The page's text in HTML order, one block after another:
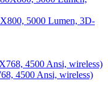
5000 Lumen, 3D-
4500 Ansi, wireless)